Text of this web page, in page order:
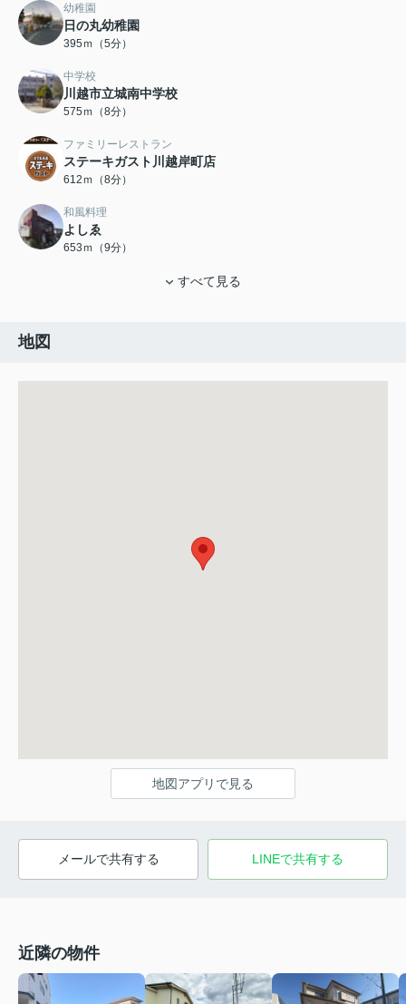
幼稚園
日の丸幼稚園
395ｍ（5分）
中学校
川越市立城南中学校
575ｍ（8分）
ファミリーレストラン
ステーキガスト川越岸町店
612ｍ（8分）
和風料理
よしゑ
653ｍ（9分）
すべて見る
地図
地図アプリで見る
メールで共有する LINEで共有する
近隣の物件